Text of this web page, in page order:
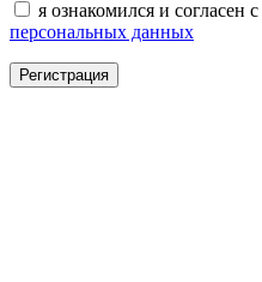
я ознакомился и согласен с
персональных данных
Регистрация